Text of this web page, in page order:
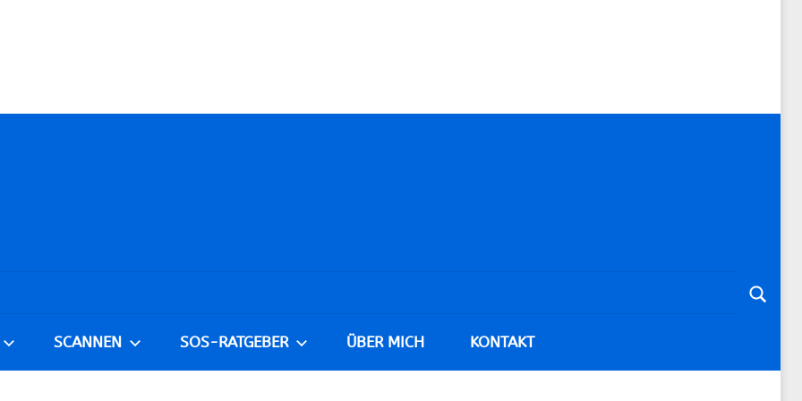
SCANNEN SOS-RATGEBER ÜBER MICH KONTAKT